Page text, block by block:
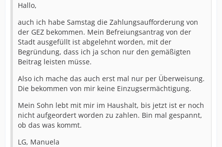
Hallo,
auch ich habe Samstag die Zahlungsaufforderung von
der GEZ bekommen. Mein Befreiungsantrag von der
Stadt ausgefüllt ist abgelehnt worden, mit der
Begründung, dass ich ja schon nur den gemäßigten
Beitrag leisten müsse.
Also ich mache das auch erst mal nur per Überweisung.
Die bekommen von mir keine Einzugsermächtigung.
Mein Sohn lebt mit mir im Haushalt, bis jetzt ist er noch
nicht aufgeordert worden zu zahlen. Bin mal gespannt,
ob das was kommt.
LG, Manuela